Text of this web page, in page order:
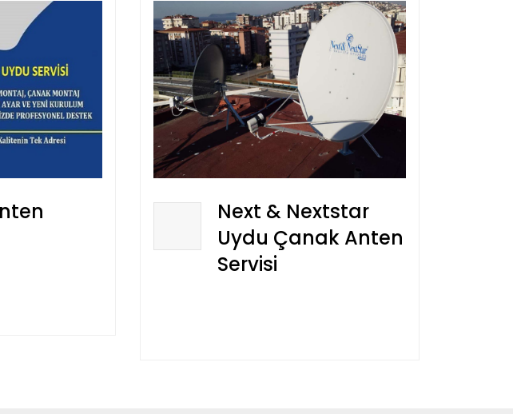
Next & Nextstar
Uydu Çanak Anten
Servisi